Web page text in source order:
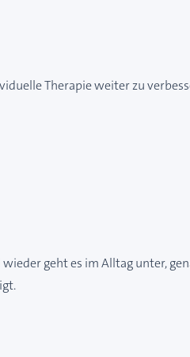
Therapie weiter zu
geht es im Alltag unter,